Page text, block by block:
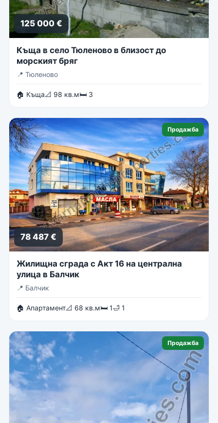
125 000 €
Къща в село Тюленово в близост до
морският бряг
📍 Тюленово
🏠 Къща📐 98 кв.м🛏 3
Продажба
78 487 €
Жилищна сграда с Акт 16 на централна
улица в Балчик
📍 Балчик
🏠 Апартамент📐 68 кв.м🛏 1🛁 1
Продажба